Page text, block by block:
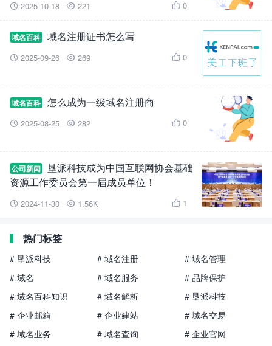
 2025-10-18  221  0
域名百科 域名注册证书怎么写
 2025-09-26  269  0
域名百科 怎么成为一级域名注册商
 2025-08-25  282  0
公司新闻
垦派科技成为中国互联网协会基础
资源工作委员会第一届成员单位！
 2024-11-30  1.56K  1
热门标签
# 垦派科技 # 域名注册
# 域名管理
# 域名
# 域名服务
# 品牌保护
# 域名百科知识
# 域名解析
# 垦派科技
# 企业邮箱
# 企业建站
# 域名交易
# 域名业务
# 域名查询
# 企业官网